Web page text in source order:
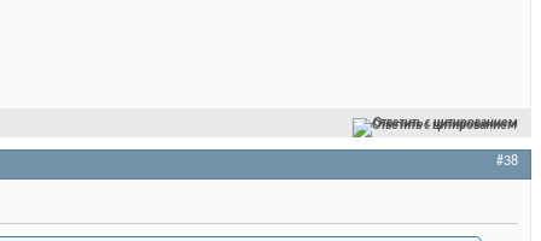
Ответить с цитированием
#38